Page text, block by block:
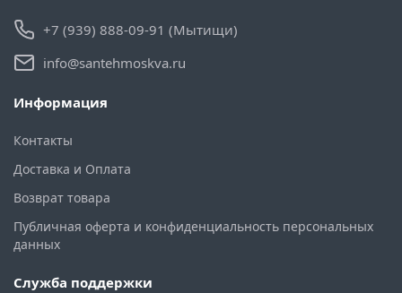
+7 (939) 888-09-91 (Мытищи)
info@santehmoskva.ru
Информация
Контакты
Доставка и Оплата
Возврат товара
Публичная оферта и конфиденциальность персональных
данных
Служба поддержки